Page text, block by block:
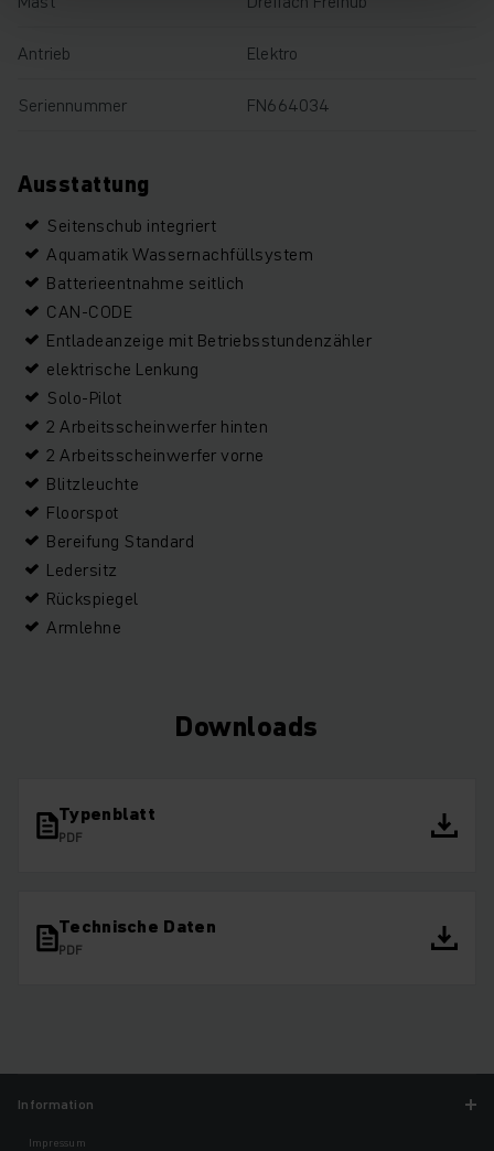
Antrieb Elektro
Seriennummer FN664034
Ausstattung
Seitenschub integriert
Aquamatik Wassernachfüllsystem
Batterieentnahme seitlich
CAN-CODE
Entladeanzeige mit Betriebsstundenzähler
elektrische Lenkung
Solo-Pilot
2 Arbeitsscheinwerfer hinten
2 Arbeitsscheinwerfer vorne
Blitzleuchte
Floorspot
Bereifung Standard
Ledersitz
Rückspiegel
Armlehne
Downloads
Typenblatt
PDF
Technische Daten
PDF
Information
Impressum